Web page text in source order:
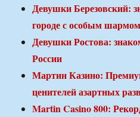
Девушки Березовский:
городе с особым шармом
Девушки Ростова:
России
Мартин Казино:
ценителей азартных
Martin Casino 800: